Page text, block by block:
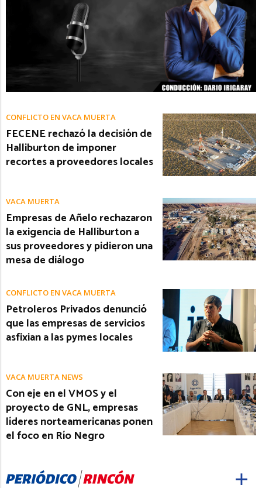
CONFLICTO EN VACA MUERTA
FECENE rechazó la decisión de
Halliburton de imponer
recortes a proveedores locales
VACA MUERTA
Empresas de Añelo rechazaron
la exigencia de Halliburton a
sus proveedores y pidieron una
mesa de diálogo
CONFLICTO EN VACA MUERTA
Petroleros Privados denunció
que las empresas de servicios
asfixian a las pymes locales
VACA MUERTA NEWS
Con eje en el VMOS y el
proyecto de GNL, empresas
líderes norteamericanas ponen
el foco en Río Negro